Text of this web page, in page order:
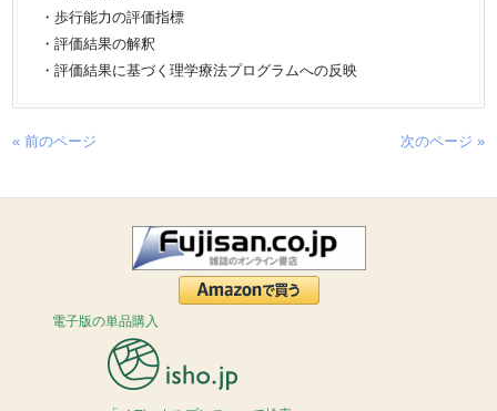
・歩行能力の評価指標
・評価結果の解釈
・評価結果に基づく理学療法プログラムへの反映
« 前のページ 次のページ »
電子版の単品購入